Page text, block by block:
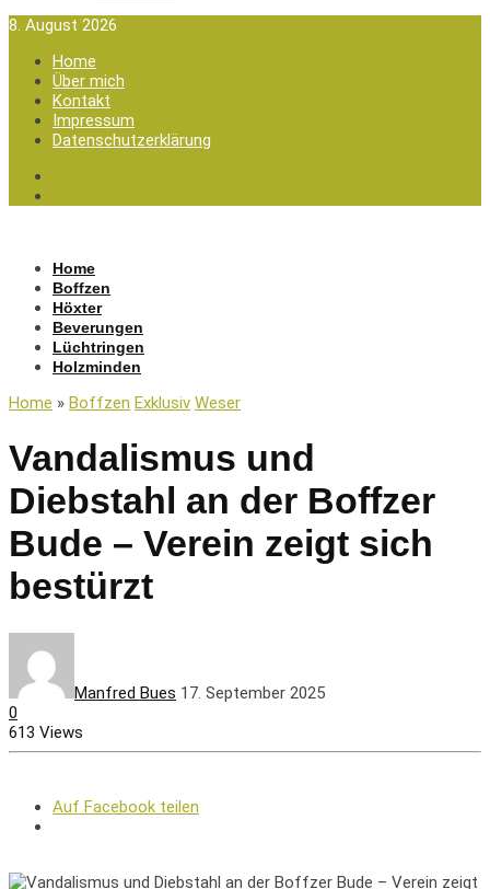
8. August 2026
Home
Über mich
Kontakt
Impressum
Datenschutzerklärung
Home
Boffzen
Höxter
Beverungen
Lüchtringen
Holzminden
Home » Boffzen Exklusiv Weser
Vandalismus und
Diebstahl an der Boffzer
Bude – Verein zeigt sich
bestürzt
Manfred Bues 17. September 2025
0
613 Views
Auf Facebook teilen